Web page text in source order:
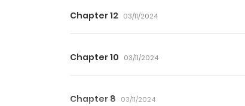
Chapter 12 03/11/2024
Chapter 10 03/11/2024
Chapter 8 03/11/2024